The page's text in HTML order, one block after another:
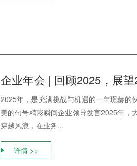
企业年会 | 回顾2025，展
2025年，是充满挑战与机遇的一年璟赫的
美的句号精彩瞬间企业领导发言2025年，
穿越风浪，在业务...
详情 >>